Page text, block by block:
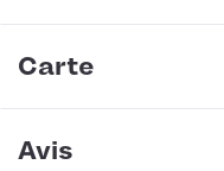
Carte
Avis